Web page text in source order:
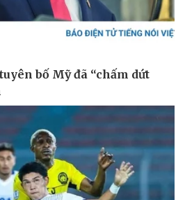
Đời sống
Nhà đẹp